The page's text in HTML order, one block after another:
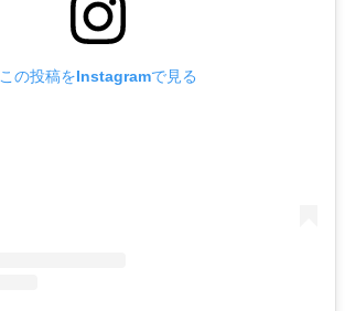
この投稿をInstagramで見る